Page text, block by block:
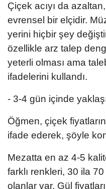
Çiçek acıyı da
evrensel bir elçidir.
yerini hiçbir şey
özellikle arz talep
yeterli olması ama
ifadelerini kullandı.
- 3-4 gün içinde
Öğmen, çiçek
ifade ederek, şöyle
Mezatta en az 4-5
farklı renkleri, 30 ila
olanlar var. Gül